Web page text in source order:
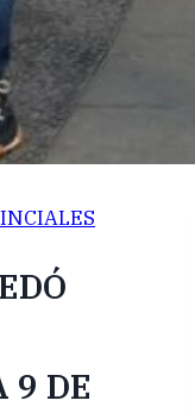
9 DE